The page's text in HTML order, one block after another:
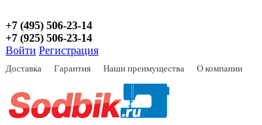
+7 (495) 506-23-14
+7 (925) 506-23-14
Войти Регистрация
Доставка Гарантия Наши преимущества О компании